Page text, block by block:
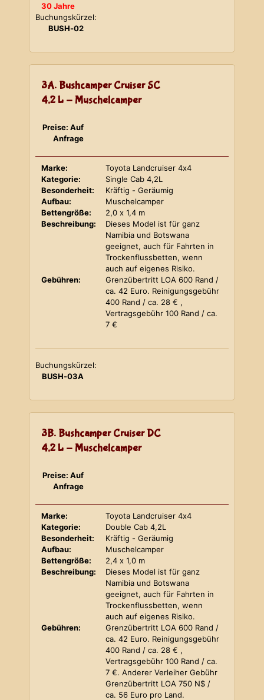
30 Jahre
Buchungskürzel:
BUSH-02
3A. Bushcamper Cruiser SC
4,2 L - Muschelcamper
Preise: Auf
Anfrage
Marke:
Toyota Landcruiser 4x4
Kategorie:
Single Cab 4,2L
Besonderheit:
Kräftig - Geräumig
Aufbau:
Muschelcamper
Bettengröße:
2,0 x 1,4 m
Beschreibung:
Dieses Model ist für ganz
Namibia und Botswana
geeignet, auch für Fahrten in
Trockenflussbetten, wenn
auch auf eigenes Risiko.
Gebühren:
Grenzübertritt LOA 600 Rand /
ca. 42 Euro. Reinigungsgebühr
400 Rand / ca. 28 € ,
Vertragsgebühr 100 Rand / ca.
7 €
Buchungskürzel:
BUSH-03A
3B. Bushcamper Cruiser DC
4,2 L - Muschelcamper
Preise: Auf
Anfrage
Marke:
Toyota Landcruiser 4x4
Kategorie:
Double Cab 4,2L
Besonderheit:
Kräftig - Geräumig
Aufbau:
Muschelcamper
Bettengröße:
2,4 x 1,0 m
Beschreibung:
Dieses Model ist für ganz
Namibia und Botswana
geeignet, auch für Fahrten in
Trockenflussbetten, wenn
auch auf eigenes Risiko.
Gebühren:
Grenzübertritt LOA 600 Rand /
ca. 42 Euro. Reinigungsgebühr
400 Rand / ca. 28 € ,
Vertragsgebühr 100 Rand / ca.
7 €. Anderer Verleiher Gebühr
Grenzübertritt LOA 750 N$ /
ca. 56 Euro pro Land.